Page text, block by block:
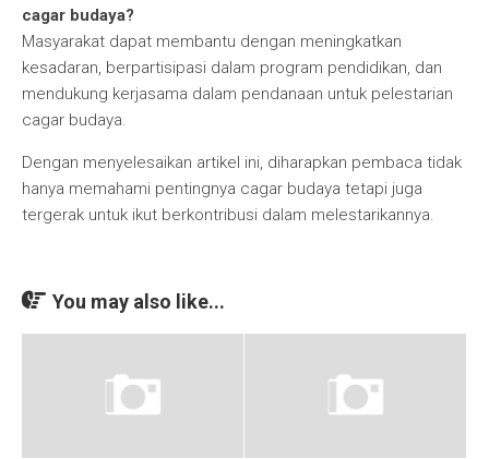
cagar budaya?
Masyarakat dapat membantu dengan meningkatkan
kesadaran, berpartisipasi dalam program pendidikan, dan
mendukung kerjasama dalam pendanaan untuk pelestarian
cagar budaya.
Dengan menyelesaikan artikel ini, diharapkan pembaca tidak
hanya memahami pentingnya cagar budaya tetapi juga
tergerak untuk ikut berkontribusi dalam melestarikannya.
You may also like...